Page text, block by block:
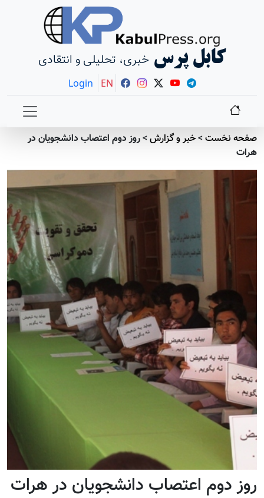
کابل پرس خبری، تحلیلی و انتقادی
Login EN
صفحه نخست>خبر و گزارش>روز دوم اعتصاب دانشجویان در
هرات
روز دوم اعتصاب دانشجویان در هرات